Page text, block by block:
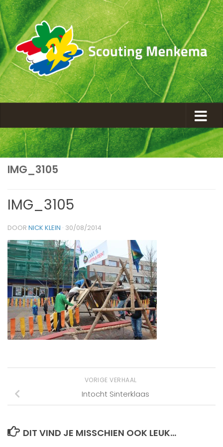
IMG_3105
IMG_3105
DOOR NICK KLEIN · 30/08/2014
VORIGE VERHAAL
Intocht Sinterklaas
DIT VIND JE MISSCHIEN OOK LEUK...